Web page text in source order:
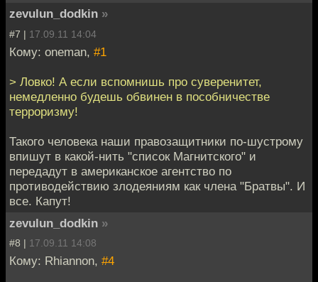
zevulun_dodkin »
#7 | 17.09.11 14:04
Кому: oneman, #1
> Ловко! А если вспомнишь про суверенитет,
немедленно будешь обвинен в пособничестве
терроризму!
Такого человека наши правозащитники по-шустрому
впишут в какой-нить "список Магнитского" и
передадут в американское агентство по
противодействию злодеяниям как члена "Братвы". И
все. Капут!
zevulun_dodkin »
#8 | 17.09.11 14:08
Кому: Rhiannon, #4